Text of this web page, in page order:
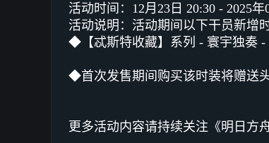
活动时间：12月23日 20:30 - 2025年
活动说明：活动期间以下干员新增
◆【忒斯特收藏】系列 - 寰宇独奏 -
◆首次发售期间购买该时装将赠送
更多活动内容请持续关注《明日方